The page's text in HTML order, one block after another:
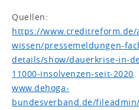
Quellen:
https://www.creditreform.de/
wissen/pressemeldungen-
details/show/dauerkrise-in-
11000-insolvenzen-seit-2020
www.dehoga-
bundesverband.de/fileadmin/